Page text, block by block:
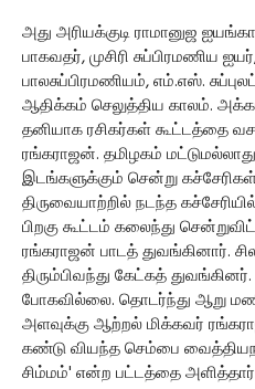
அது அரியக்குடி ராமானுஜ
பாகவதர், முசிரி சுப்பிரமணிய
பாலசுப்பிரமணியம், எம்.எஸ்.
ஆதிக்கம் செலுத்திய காலம்.
தனியாக ரசிகர்கள் கூட்டத்தை
ரங்கராஜன். தமிழகம்
இடங்களுக்கும் சென்று
திருவையாற்றில் நடந்த கச்சேரியில்
பிறகு கூட்டம் கலைந்து
ரங்கராஜன் பாடத் துவங்கினார்.
திரும்பிவந்து கேட்கத்
போகவில்லை. தொடர்ந்து ஆறு
அளவுக்கு ஆற்றல் மிக்கவர்
கண்டு வியந்த செம்பை
சிம்மம்' என்ற பட்டத்தை